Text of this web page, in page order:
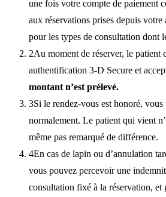
une fois votre compte de paiement
aux réservations prises depuis
pour les types de consultation dont
2Au moment de réserver, le patient
authentification 3-D Secure et
montant n’est prélevé.
3Si le rendez-vous est honoré, vous
normalement. Le patient qui vient
même pas remarqué de différence.
4En cas de lapin ou d’annulation
vous pouvez percevoir une
consultation fixé à la réservation, et